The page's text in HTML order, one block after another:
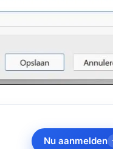
Nu aanmelden